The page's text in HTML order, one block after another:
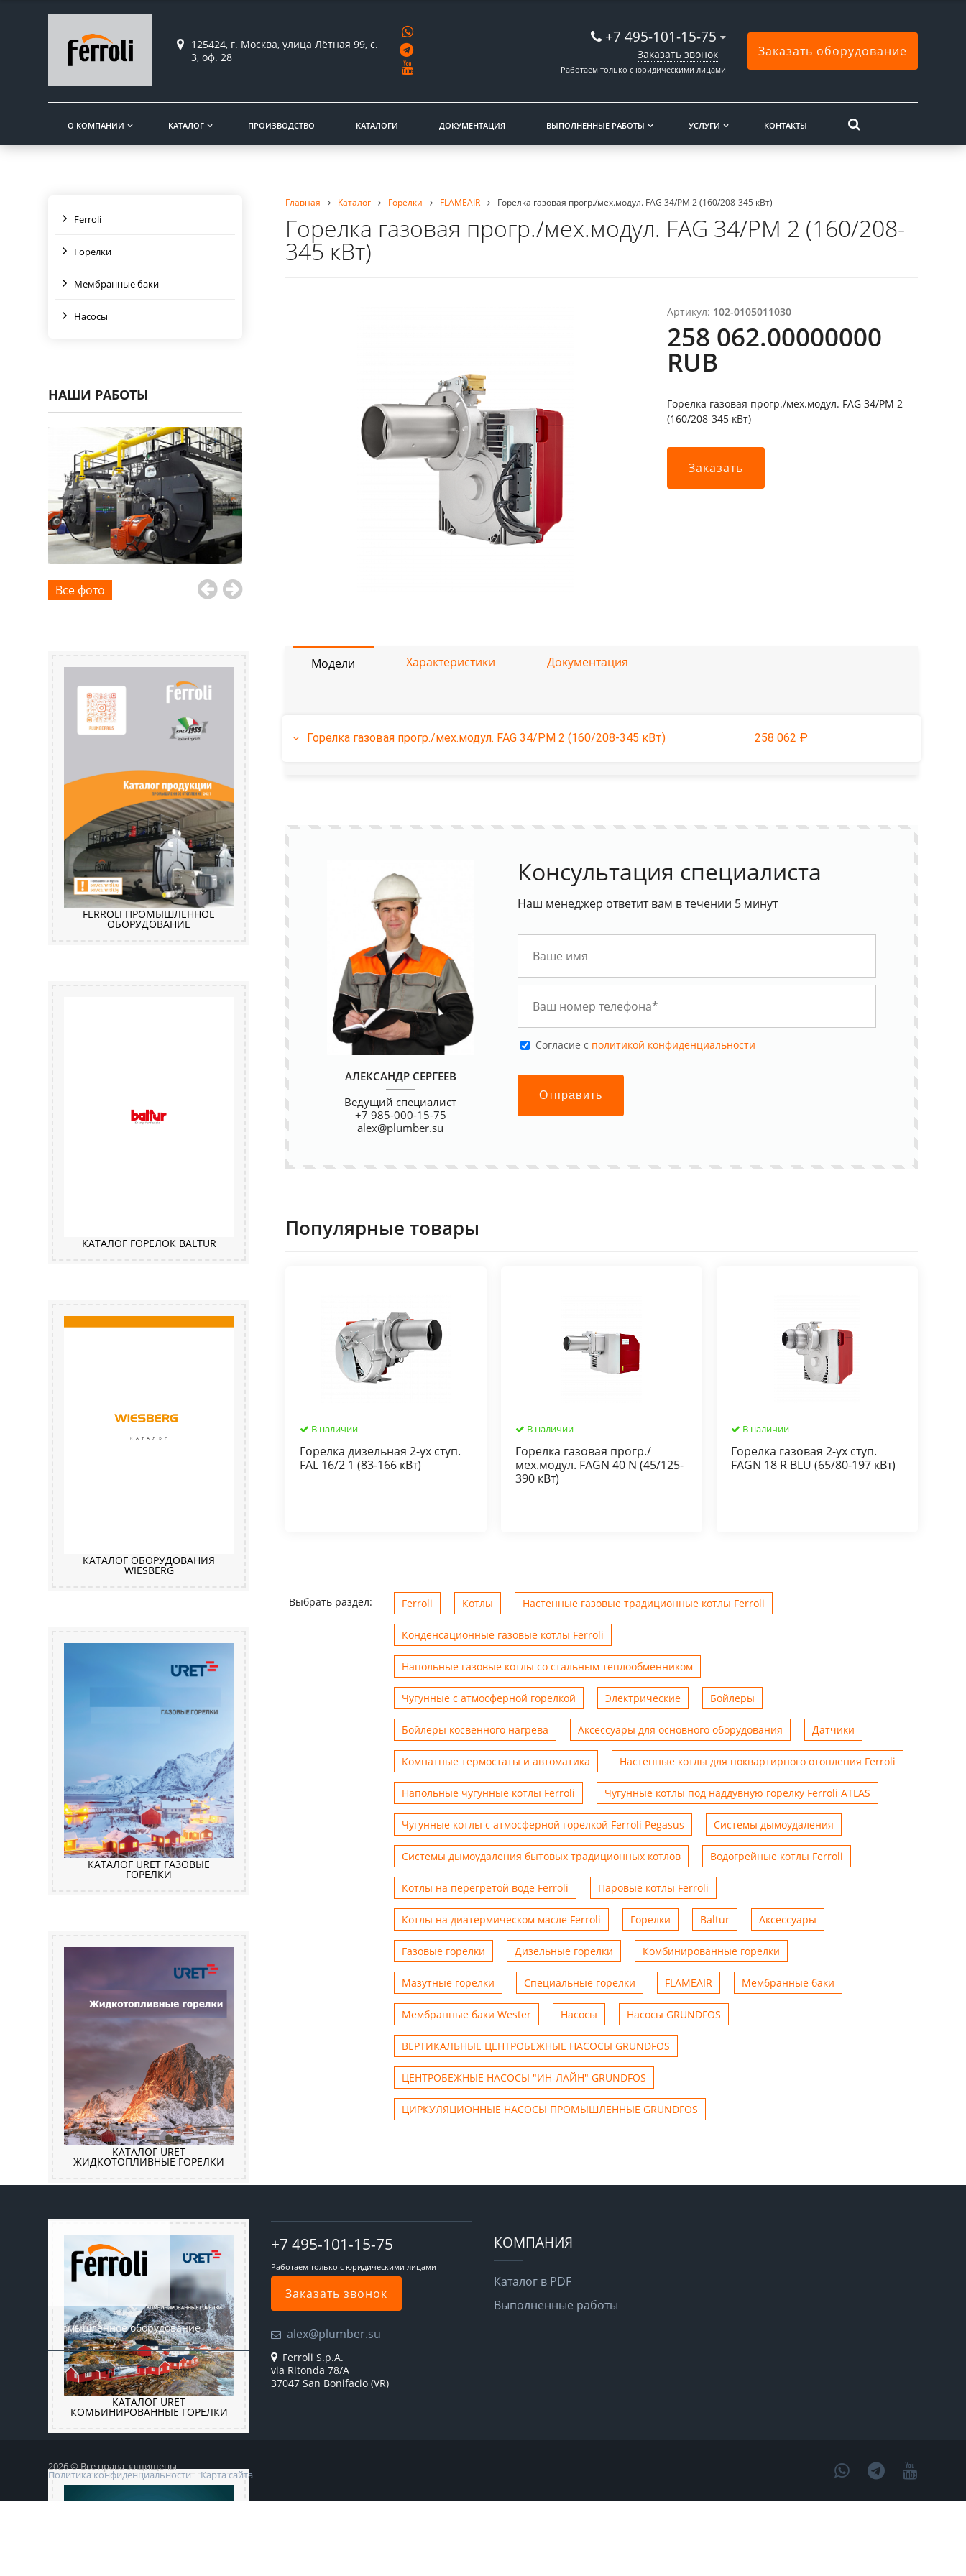
125424, г. Москва, улица Лётная 99, с.
3, оф. 28
+7 495-101-15-75
Заказать звонок
Работаем только с юридическими лицами
Заказать оборудование
О КОМПАНИИ КАТАЛОГ ПРОИЗВОДСТВО КАТАЛОГИ ДОКУМЕНТАЦИЯ ВЫПОЛНЕННЫЕ РАБОТЫ УСЛУГИ КОНТАКТЫ
Ferroli
Горелки
Мембранные баки
Насосы
НАШИ РАБОТЫ
Все фото
FERROLI ПРОМЫШЛЕННОЕ
ОБОРУДОВАНИЕ
КАТАЛОГ ГОРЕЛОК BALTUR
КАТАЛОГ ОБОРУДОВАНИЯ
WIESBERG
КАТАЛОГ URET ГАЗОВЫЕ
ГОРЕЛКИ
КАТАЛОГ URET
ЖИДКОТОПЛИВНЫЕ ГОРЕЛКИ
КАТАЛОГ URET
КОМБИНИРОВАННЫЕ ГОРЕЛКИ
Главная Каталог Горелки FLAMEAIR Горелка газовая прогр./мех.модул. FAG 34/PM 2 (160/208-345 кВт)
Горелка газовая прогр./мех.модул. FAG 34/PM 2 (160/208-
345 кВт)
Артикул: 102-0105011030
258 062.00000000
RUB
Горелка газовая прогр./мех.модул. FAG 34/PM 2
(160/208-345 кВт)
Заказать
Модели Характеристики Документация
Горелка газовая прогр./мех.модул. FAG 34/PM 2 (160/208-345 кВт) 258 062 ₽
АЛЕКСАНДР СЕРГЕЕВ
Ведущий специалист
+7 985-000-15-75
alex@plumber.su
Консультация специалиста
Наш менеджер ответит вам в течении 5 минут
Cогласие с политикой конфиденциальности
Отправить
Популярные товары
В наличии
Горелка дизельная 2-ух ступ.
FAL 16/2 1 (83-166 кВт)
В наличии
Горелка газовая прогр./
мех.модул. FAGN 40 N (45/125-
390 кВт)
В наличии
Горелка газовая 2-ух ступ.
FAGN 18 R BLU (65/80-197 кВт)
Выбрать раздел: Ferroli Котлы Настенные газовые традиционные котлы Ferroli
Конденсационные газовые котлы Ferroli
Напольные газовые котлы со стальным теплообменником
Чугунные с атмосферной горелкой Электрические Бойлеры
Бойлеры косвенного нагрева Аксессуары для основного оборудования Датчики
Комнатные термостаты и автоматика Настенные котлы для поквартирного отопления Ferroli
Напольные чугунные котлы Ferroli Чугунные котлы под наддувную горелку Ferroli ATLAS
Чугунные котлы с атмосферной горелкой Ferroli Pegasus Системы дымоудаления
Системы дымоудаления бытовых традиционных котлов Водогрейные котлы Ferroli
Котлы на перегретой воде Ferroli Паровые котлы Ferroli
Котлы на диатермическом масле Ferroli Горелки Baltur Аксессуары
Газовые горелки Дизельные горелки Комбинированные горелки
Мазутные горелки Специальные горелки FLAMEAIR Мембранные баки
Мембранные баки Wester Насосы Насосы GRUNDFOS
ВЕРТИКАЛЬНЫЕ ЦЕНТРОБЕЖНЫЕ НАСОСЫ GRUNDFOS
ЦЕНТРОБЕЖНЫЕ НАСОСЫ "ИН-ЛАЙН" GRUNDFOS
ЦИРКУЛЯЦИОННЫЕ НАСОСЫ ПРОМЫШЛЕННЫЕ GRUNDFOS
Промышленное оборудование
+7 495-101-15-75
Работаем только с юридическими лицами
Заказать звонок
alex@plumber.su
Ferroli S.p.A.
via Ritonda 78/A
37047 San Bonifacio (VR)
КОМПАНИЯ
Каталог в PDF
Выполненные работы
2026 © Все права защищены
Политика конфиденциальности Карта сайта